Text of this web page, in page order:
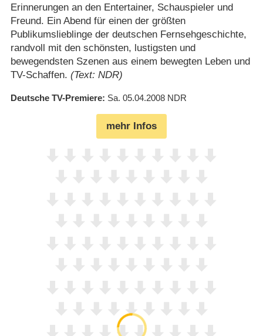
Erinnerungen an den Entertainer, Schauspieler und
Freund. Ein Abend für einen der größten
Publikumslieblinge der deutschen Fernsehgeschichte,
randvoll mit den schönsten, lustigsten und
bewegendsten Szenen aus einem bewegten Leben und
TV-Schaffen. (Text: NDR)
Deutsche TV-Premiere Sa. 05.04.2008 NDR
mehr Infos